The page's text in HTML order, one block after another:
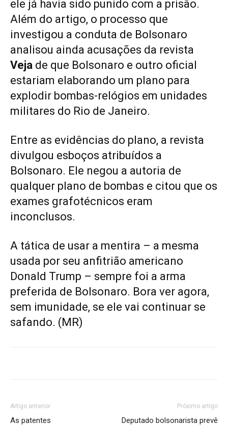
ele já havia sido punido com a prisão.
Além do artigo, o processo que
investigou a conduta de Bolsonaro
analisou ainda acusações da revista
Veja de que Bolsonaro e outro oficial
estariam elaborando um plano para
explodir bombas-relógios em unidades
militares do Rio de Janeiro.
Entre as evidências do plano, a revista
divulgou esboços atribuídos a
Bolsonaro. Ele negou a autoria de
qualquer plano de bombas e citou que os
exames grafotécnicos eram
inconclusos.
A tática de usar a mentira – a mesma
usada por seu anfitrião americano
Donald Trump – sempre foi a arma
preferida de Bolsonaro. Bora ver agora,
sem imunidade, se ele vai continuar se
safando. (MR)
Artigo anterior
As patentes
Próximo artigo
Deputado bolsonarista prevê